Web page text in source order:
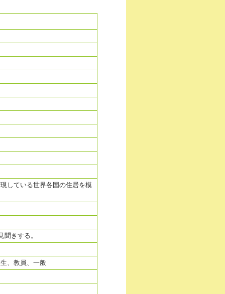
している世界各国の住居を模
きする。
、教員、一般